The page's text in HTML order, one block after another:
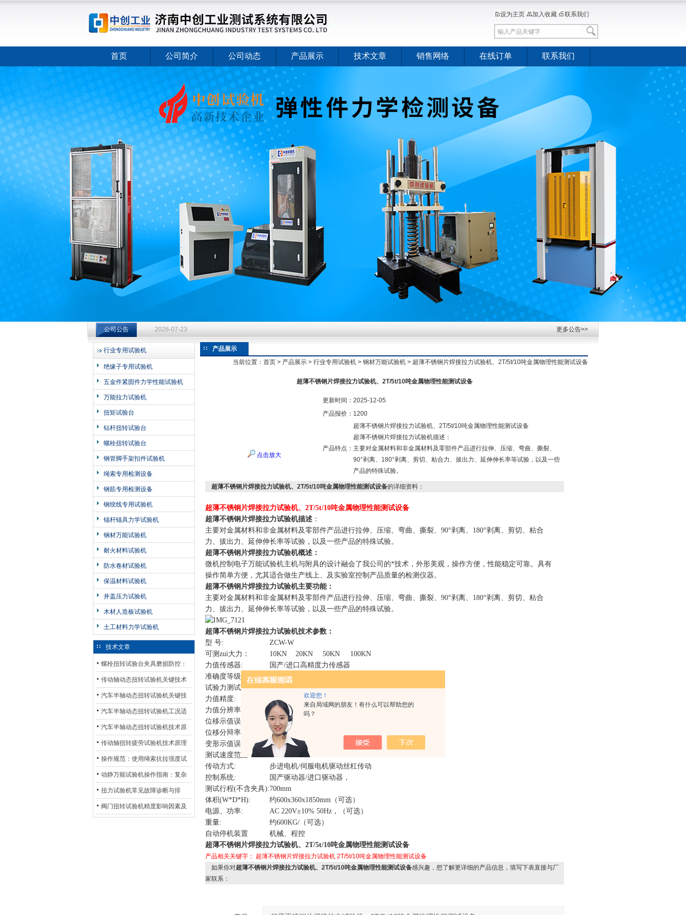
欢迎您！
来自局域网的朋友！有什么可以帮助您的
吗？
济南中创工业测试系统有限公司
设为主页 加入收藏 联系我们
首页 公司简介 公司动态 产品展示 技术文章 销售网络 在线订单 联系我们
公司公告 2026-07-23
钻杆扭转试验台选型指南：从额定扭矩到加载频率的工况适配逻辑
2026-07-23
钻杆扭转试验台选型指南：从额定扭矩到加载频率的工况适配逻辑
2026-07-23
更多公告>>
行业专用试验机
绝缘子专用试验机
五金件紧固件力学性能试验机
万能拉力试验机
扭矩试验台
钻杆扭转试验台
螺栓扭转试验台
钢管脚手架扣件试验机
绳索专用检测设备
钢筋专用检测设备
钢绞线专用试验机
锚杆锚具力学试验机
钢材万能试验机
耐火材料试验机
防水卷材试验机
保温材料试验机
井盖压力试验机
木材人造板试验机
土工材料力学试验机
技术文章
螺栓扭转试验台夹具磨损防控：
材质选型与表面处理的耐用性优
化
传动轴动态扭转试验机关键技术
及产业落地应用
汽车半轴动态扭转试验机关键技
术及产业落地应用
汽车半轴动态扭转试验机工况适
配与质控应用探析
汽车半轴动态扭转试验机技术原
理与行业应用
传动轴扭转疲劳试验机技术原理
与行业应用
操作规范：使用绳索抗拉强度试
验机的完整测试步骤
动静万能试验机操作指南：复杂
动态测试的标准化流程
扭力试验机常见故障诊断与排
除：从传感器信号异常到机械传
阀门扭转试验机精度影响因素及
产品展示
当前位置： 首页 > 产品展示 > 行业专用试验机 > 钢材万能试验机 > 超薄不锈钢片焊接拉力试验机、2T/5t/10吨金属物理性能测试设备
超薄不锈钢片焊接拉力试验机、2T/5t/10吨金属物理性能测试设备
点击放大
更新时间： 2025-12-05
产品报价： 1200
产品特点：
超薄不锈钢片焊接拉力试验机、2T/5t/10吨金属物理性能测试设备
超薄不锈钢片焊接拉力试验机描述：
主要对金属材料和非金属材料及零部件产品进行拉伸、压缩、弯曲、撕裂、
90°剥离、180°剥离、剪切、粘合力、拔出力、延伸伸长率等试验，以及一些
产品的特殊试验。
超薄不锈钢片焊接拉力试验机、2T/5t/10吨金属物理性能测试设备的详细资料：
超薄不锈钢片焊接拉力试验机、2T/5t/10吨金属物理性能测试设备
超薄不锈钢片焊接拉力试验机描述 ：
主要对金属材料和非金属材料及零部件产品进行拉伸、压缩、弯曲、撕裂、90°剥离、180°剥离、剪切、粘合
力、拔出力、延伸伸长率等试验，以及一些产品的特殊试验。
超薄不锈钢片焊接拉力试验机概述：
微机控制电子万能试验机主机与附具的设计融会了我公司的*技术，外形美观，操作方便，性能稳定可靠。具有
操作简单方便，尤其适合做生产线上、及实验室控制产品质量的检测仪器。
超薄不锈钢片焊接拉力试验机主要功能：
主要对金属材料和非金属材料及零部件产品进行拉伸、压缩、弯曲、撕裂、90°剥离、180°剥离、剪切、粘合
力、拔出力、延伸伸长率等试验，以及一些产品的特殊试验。
超薄不锈钢片焊接拉力试验机技术参数：
型 号:
ZCW-W
可测zui大力：
10KN 20KN 50KN
100KN
力值传感器:
国产/进口高精度力传感器
准确度等级：
0.5级/1级
试验力测试范围:
1.0%~100%FS/ 0.4%~100%FS
力值精度:
±1%/±0.5%
力值分辨率:
1/200000
位移示值误差:
示值的±0.5%以内
位移分辩率:
0.05um
变形示值误差:
示值的±0.5%以内
测试速度范围：
0.001～500mm/min/0.001-200mm/min
传动方式:
步进电机/伺服电机驱动丝杠传动
控制系统:
国产驱动器/进口驱动器，
测试行程(不含夹具):700mm
体积(W*D*H):
约600x360x1850mm（可选）
电源、功率:
AC 220V±10% 50Hz，（可选）
重量:
约600KG/（可选）
自动停机装置
机械、程控
超薄不锈钢片焊接拉力试验机、2T/5t/10吨金属物理性能测试设备
产品相关关键字： 超薄不锈钢片焊接拉力试验机 2T/5t/10吨金属物理性能测试设备
如果你对超薄不锈钢片焊接拉力试验机、2T/5t/10吨金属物理性能测试设备感兴趣，想了解更详细的产品信息，填写下表直接与厂
家联系：